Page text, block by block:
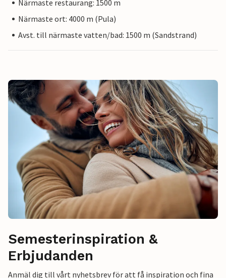
Närmaste restaurang: 1500 m
Närmaste ort: 4000 m (Pula)
Avst. till närmaste vatten/bad: 1500 m (Sandstrand)
Semesterinspiration &
Erbjudanden
Anmäl dig till vårt nyhetsbrev för att få inspiration och fina